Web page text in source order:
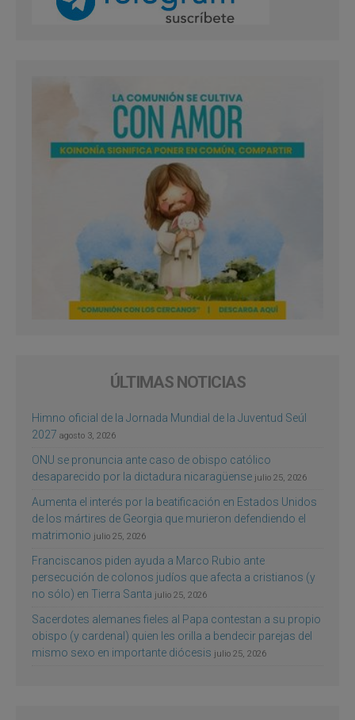
ÚLTIMAS NOTICIAS
Himno oficial de la Jornada Mundial de la Juventud Seúl
2027 agosto 3, 2026
ONU se pronuncia ante caso de obispo católico
desaparecido por la dictadura nicaragüense julio 25, 2026
Aumenta el interés por la beatificación en Estados Unidos
de los mártires de Georgia que murieron defendiendo el
matrimonio julio 25, 2026
Franciscanos piden ayuda a Marco Rubio ante
persecución de colonos judíos que afecta a cristianos (y
no sólo) en Tierra Santa julio 25, 2026
Sacerdotes alemanes fieles al Papa contestan a su propio
obispo (y cardenal) quien les orilla a bendecir parejas del
mismo sexo en importante diócesis julio 25, 2026